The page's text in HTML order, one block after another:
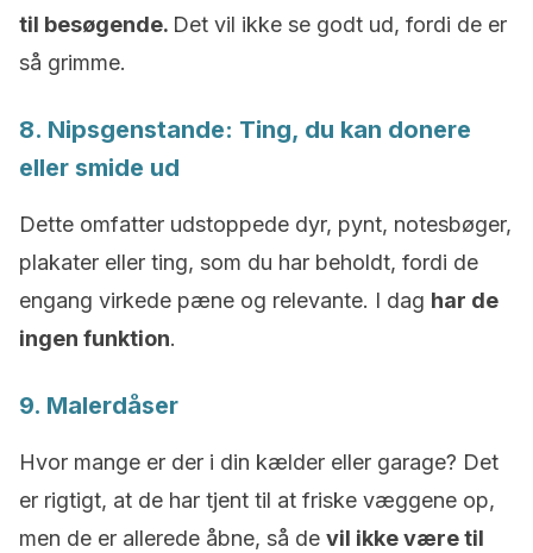
til besøgende. Det vil ikke se godt ud, fordi de er
så grimme.
8. Nipsgenstande: Ting, du kan donere
eller smide ud
Dette omfatter udstoppede dyr, pynt, notesbøger,
plakater eller ting, som du har beholdt, fordi de
engang virkede pæne og relevante. I dag har de
ingen funktion.
9. Malerdåser
Hvor mange er der i din kælder eller garage? Det
er rigtigt, at de har tjent til at friske væggene op,
men de er allerede åbne, så de vil ikke være til